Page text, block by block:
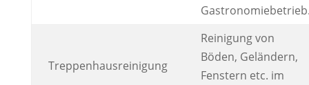
Treppenhausreinigung
Reinigung von
Böden, Geländern,
Fenstern etc. im